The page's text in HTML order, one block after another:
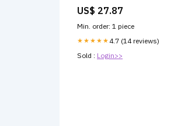
US$ 27.87
Min. order: 1 piece
★★★★★ 4.7 (14 reviews)
Sold : Login>>